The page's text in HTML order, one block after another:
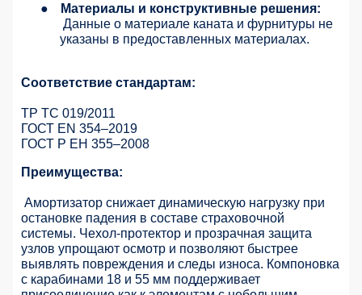
●
Материалы и конструктивные решения:
Данные о материале каната и фурнитуры не
указаны в предоставленных материалах.
Соответствие стандартам:
ТР ТС 019/2011
ГОСТ EN 354–2019
ГОСТ Р ЕН 355–2008
Преимущества:
Амортизатор снижает динамическую нагрузку при
остановке падения в составе страховочной
системы. Чехол-протектор и прозрачная защита
узлов упрощают осмотр и позволяют быстрее
выявлять повреждения и следы износа. Компоновка
с карабинами 18 и 55 мм поддерживает